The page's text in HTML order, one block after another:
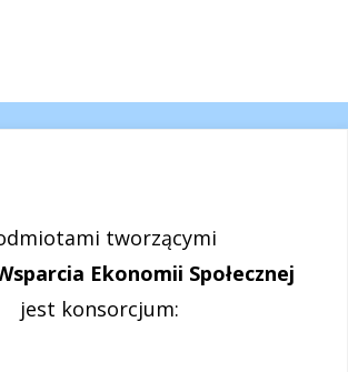
tworzącymi
Ekonomii Społecznej
jest konsorcjum: